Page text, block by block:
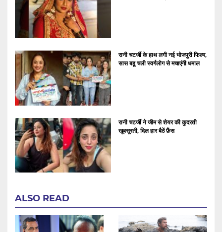
रानी चटर्जी के हाथ लगी नई भोजपुरी फिल्म,
सास बहू चली स्वर्गलोग से मचाएंगी धमाल
रानी चटर्जी ने जीम से शेयर की कुदरती
खूबसूरती, दिल हार बैठें फ़ैंस
ALSO READ